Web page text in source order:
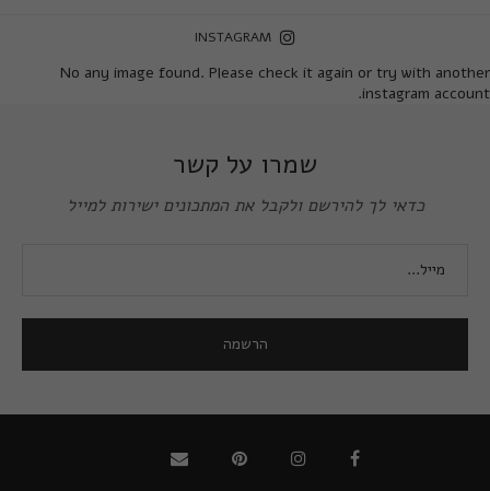
INSTAGRAM
No any image found. Please check it again or try with another
instagram account.
שמרו על קשר
כדאי לך להירשם ולקבל את המתכונים ישירות למייל